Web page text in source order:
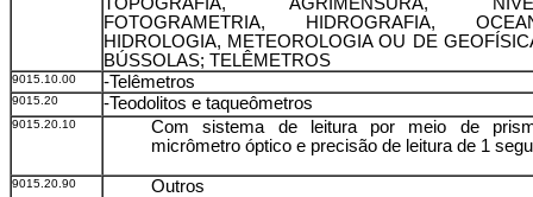
FOTOGRAMETRIA, HIDROGRAFIA,
HIDROLOGIA, METEOROLOGIA OU DE
BÚSSOLAS; TELÊMETROS
9015.10.00 -Telêmetros
9015.20 -Teodolitos e taqueômetros
9015.20.10
Com sistema de leitura por meio de
micrômetro óptico e precisão de leitura de 1
9015.20.90 Outros